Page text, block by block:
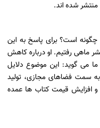
چگونه است؟ برای پاسخ به این
ماهی رفتیم. او درباره کاهش
ما می گوید: این موضوع دلایل
سمت فضاهای مجازی، تولید
افزایش قیمت کتاب ها عمده